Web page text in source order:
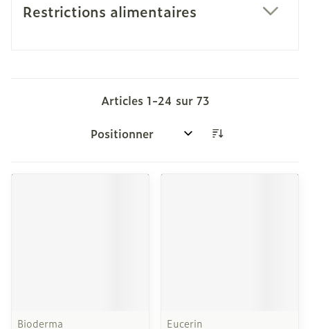
Restrictions alimentaires
Articles 1-24 sur 73
Trier par:
Bioderma
Eucerin